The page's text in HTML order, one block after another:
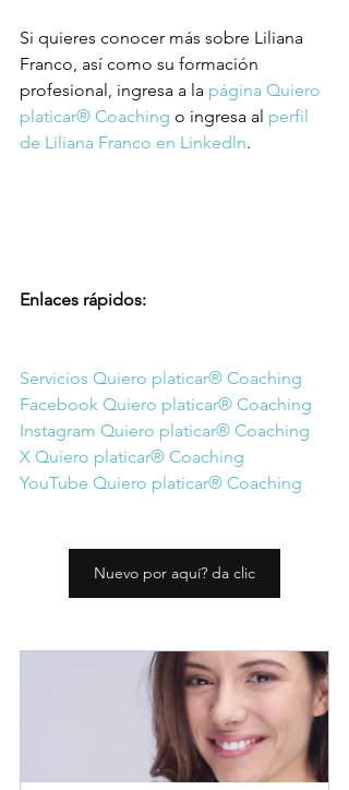
Si quieres conocer más sobre Liliana
Franco, así como su formación
profesional, ingresa a la página Quiero
platicar® Coaching o ingresa al perfil
de Liliana Franco en Linkedln.
Enlaces rápidos:
Servicios Quiero platicar® Coaching
Facebook Quiero platicar® Coaching
Instagram Quiero platicar® Coaching
X Quiero platicar® Coaching
YouTube Quiero platicar® Coaching
Nuevo por aquí? da clic